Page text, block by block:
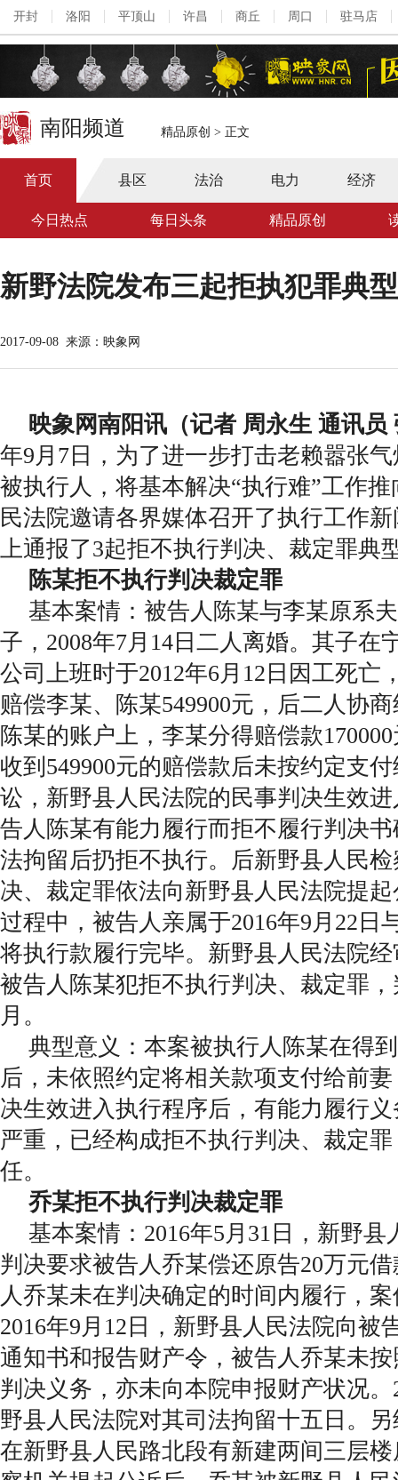
开封 洛阳 平顶山 许昌 商丘 周口 驻马店
南阳频道 精品原创 > 正文
首页 县区 法治 电力 经济
今日热点 每日头条 精品原创
新野法院发布三起拒执犯罪典
2017-09-08 来源：映象网
映象网南阳讯（记者 周永生 通讯员
年9月7日，为了进一步打击老赖嚣张
被执行人，将基本解决“执行难”工作
民法院邀请各界媒体召开了执行工作
上通报了3起拒不执行判决、裁定罪典
陈某拒不执行判决裁定罪
基本案情：被告人陈某与李某原系
子，2008年7月14日二人离婚。其子在
公司上班时于2012年6月12日因工死亡
赔偿李某、陈某549900元，后二人协
陈某的账户上，李某分得赔偿款
收到549900元的赔偿款后未按约定支
讼，新野县人民法院的民事判决生效
告人陈某有能力履行而拒不履行判决
法拘留后扔拒不执行。后新野县人民
决、裁定罪依法向新野县人民法院提
过程中，被告人亲属于2016年9月22日
将执行款履行完毕。新野县人民法院
被告人陈某犯拒不执行判决、裁定罪
月。
典型意义：本案被执行人陈某在得
后，未依照约定将相关款项支付给前
决生效进入执行程序后，有能力履行
严重，已经构成拒不执行判决、裁定
任。
乔某拒不执行判决裁定罪
基本案情：2016年5月31日，新野
判决要求被告人乔某偿还原告20万元
人乔某未在判决确定的时间内履行，
2016年9月12日，新野县人民法院向被
通知书和报告财产令，被告人乔某未
判决义务，亦未向本院申报财产状况。
野县人民法院对其司法拘留十五日。
在新野县人民路北段有新建两间三层